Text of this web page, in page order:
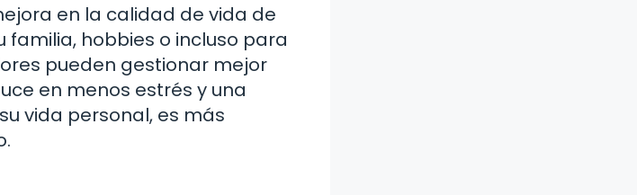
en la calidad de vida de
hobbies o incluso para
pueden gestionar mejor
en menos estrés y una
vida personal, es más